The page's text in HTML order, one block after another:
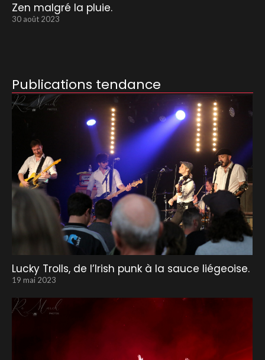
Zen malgré la pluie.
30 août 2023
Publications tendance
Lucky Trolls, de l’Irish punk à la sauce liégeoise.
19 mai 2023